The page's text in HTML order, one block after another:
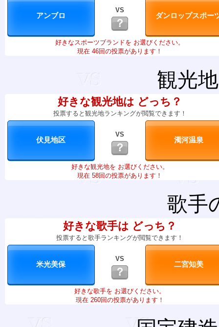
VS
？
好きなスポーツブランドを お選びください。
現在 46回の投票があります！
観光
好きな観光地は どっち？
投票すると観光地ランキングが閲覧できます！
VS
？
好きな観光地を お選びください。
現在 58回の投票があります！
歌手
好きな歌手は どっち？
投票すると歌手ランキングが閲覧できます！
VS
？
好きな歌手を お選びください。
現在 260回の投票があります！